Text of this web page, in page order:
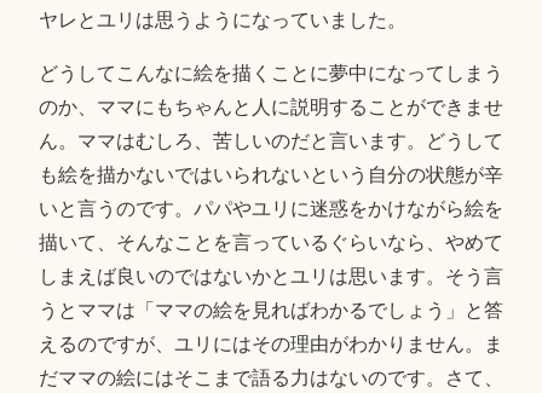
ヤレとユリは思うようになっていました。
どうしてこんなに絵を描くことに夢中になってしまう
のか、ママにもちゃんと人に説明することができませ
ん。ママはむしろ、苦しいのだと言います。どうして
も絵を描かないではいられないという自分の状態が辛
いと言うのです。パパやユリに迷惑をかけながら絵を
描いて、そんなことを言っているぐらいなら、やめて
しまえば良いのではないかとユリは思います。そう言
うとママは「ママの絵を見ればわかるでしょう」と答
えるのですが、ユリにはその理由がわかりません。ま
だママの絵にはそこまで語る力はないのです。さて、